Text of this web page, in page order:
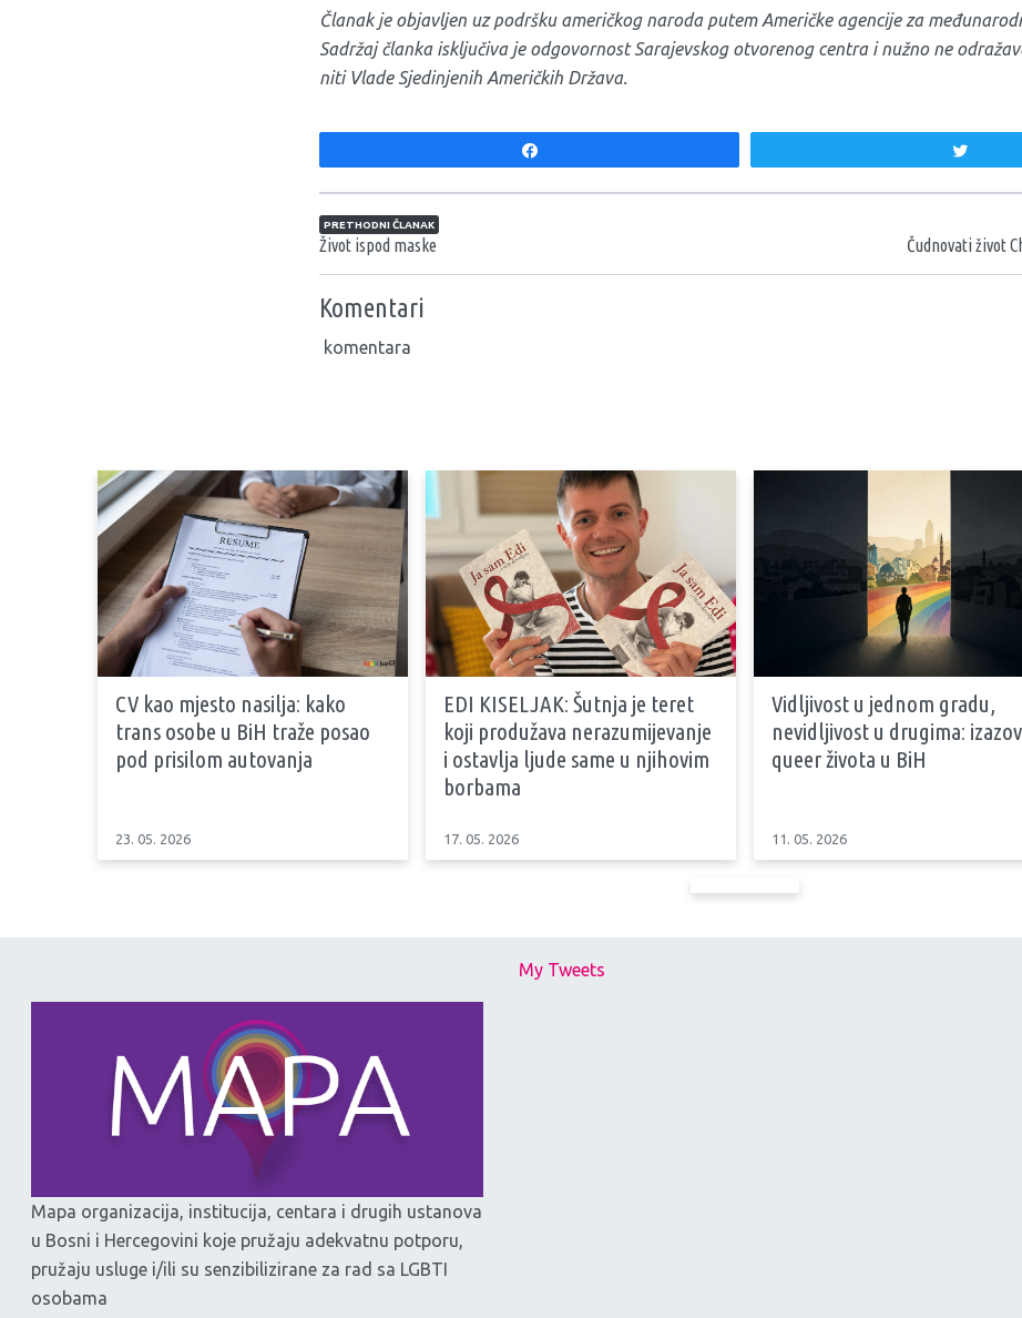
Članak je objavljen uz podršku američkog naroda putem Američke agencije za
Sadržaj članka isključiva je odgovornost Sarajevskog otvorenog centra i nužno ne
niti Vlade Sjedinjenih Američkih Država.
Navigacija članaka
PRETHODNI ČLANAK
Život ispod maske Čudnovati život
Komentari
komentara
CV kao mjesto nasilja: kako
trans osobe u BiH traže posao
pod prisilom autovanja
23. 05. 2026
EDI KISELJAK: Šutnja je teret
koji produžava nerazumijevanje
i ostavlja ljude same u njihovim
borbama
17. 05. 2026
Vidljivost u jednom gradu,
nevidljivost u drugima: izazov
queer života u BiH
11. 05. 2026
Mapa organizacija, institucija, centara i drugih ustanova
u Bosni i Hercegovini koje pružaju adekvatnu potporu,
pružaju usluge i/ili su senzibilizirane za rad sa LGBTI
osobama
My Tweets